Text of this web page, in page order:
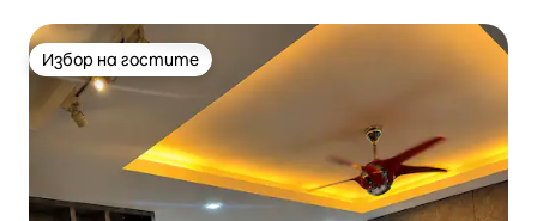
Избор на гостите
Избор на гостите